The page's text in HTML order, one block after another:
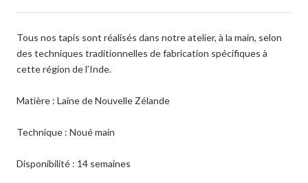
Tous nos tapis sont réalisés dans notre atelier, à la main, selon
des techniques traditionnelles de fabrication spécifiques à
cette région de l’Inde.
Matière : Laine de Nouvelle Zélande
Technique : Noué main
Disponibilité : 14 semaines